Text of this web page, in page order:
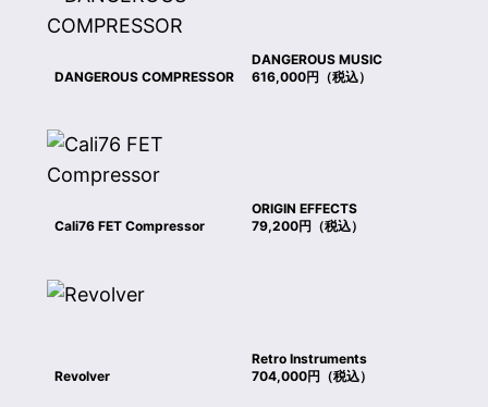
DANGEROUS MUSIC
DANGEROUS COMPRESSOR
616,000円（税込）
ORIGIN EFFECTS
Cali76 FET Compressor
79,200円（税込）
Retro Instruments
Revolver
704,000円（税込）